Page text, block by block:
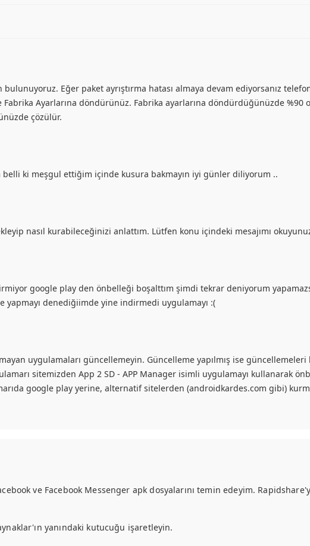
Eğer paket ayrıştırma hatası almaya devam ediyorsanız
Ayarlarına döndürünüz. Fabrika ayarlarına döndürdüğünüzde %90
çözülür.
ki meşgul ettiğim içinde kusura bakmayın iyi günler diliyorum ..
nasıl kurabileceğinizi anlattım. Lütfen konu içindeki mesajımı
google play den önbelleği boşalttım şimdi tekrar deniyorum
yapmayı denediğiimde yine indirmedi uygulamayı :(
uygulamaları güncellemeyin. Güncelleme yapılmış ise güncellemeleri
sitemizden App 2 SD - APP Manager isimli uygulamayı kullanarak
google play yerine, alternatif sitelerden (androidkardes.com gibi)
ve Facebook Messenger apk dosyalarını temin edeyim.
yanındaki kutucuğu işaretleyin.